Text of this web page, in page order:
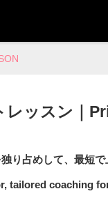
レッスン｜
り占めして、最短で
tailored coaching